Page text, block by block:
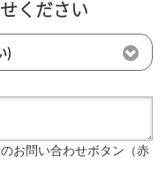
ください
)
お問い合わせボタン（赤